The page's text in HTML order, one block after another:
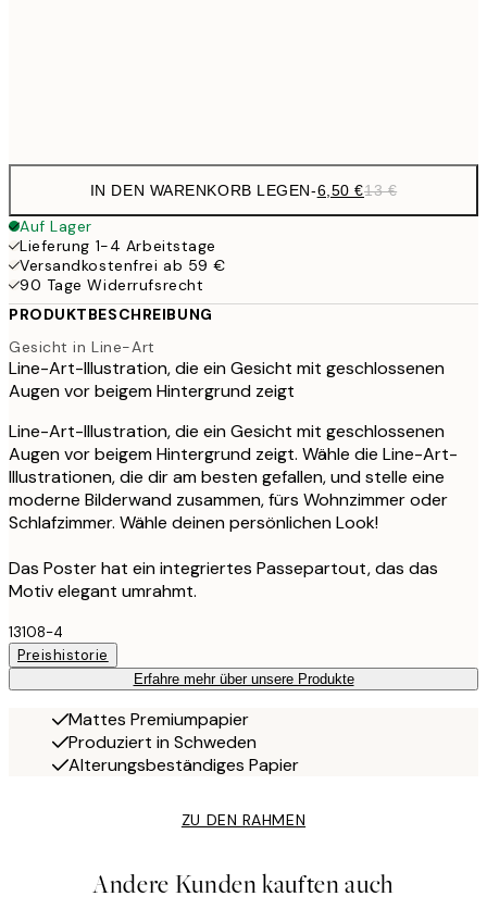
IN DEN WARENKORB LEGEN-6,50 €13 €
Auf Lager
Lieferung 1-4 Arbeitstage
Versandkostenfrei ab 59 €
90 Tage Widerrufsrecht
PRODUKTBESCHREIBUNG
Gesicht in Line-Art
Line-Art-Illustration, die ein Gesicht mit geschlossenen
Augen vor beigem Hintergrund zeigt
Line-Art-Illustration, die ein Gesicht mit geschlossenen
Augen vor beigem Hintergrund zeigt. Wähle die Line-Art-
Illustrationen, die dir am besten gefallen, und stelle eine
moderne Bilderwand zusammen, fürs Wohnzimmer oder
Schlafzimmer. Wähle deinen persönlichen Look!
Das Poster hat ein integriertes Passepartout, das das
Motiv elegant umrahmt.
13108-4
Preishistorie
Erfahre mehr über unsere Produkte
Mattes Premiumpapier
Produziert in Schweden
Alterungsbeständiges Papier
ZU DEN RAHMEN
Andere Kunden kauften auch